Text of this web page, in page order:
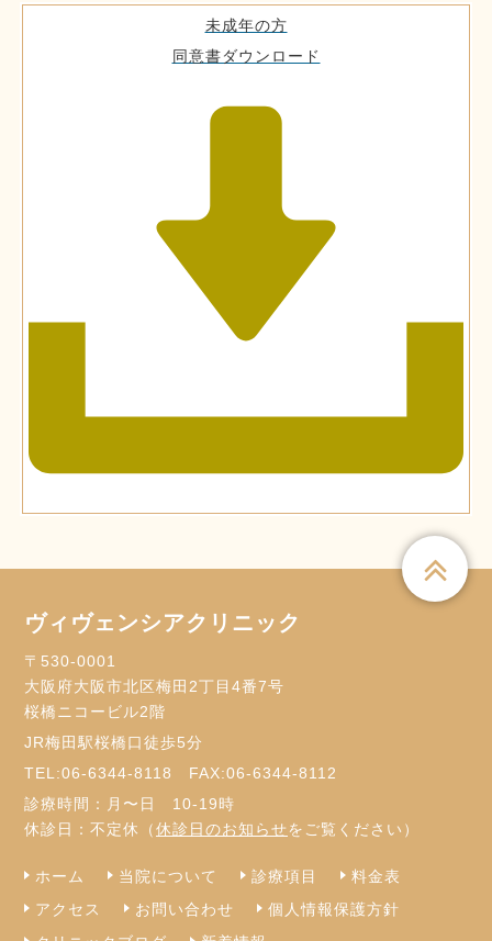
未成年の方
同意書ダウンロード
ヴィヴェンシアクリニック
〒530-0001
大阪府大阪市北区梅田2丁目4番7号
桜橋ニコービル2階
JR梅田駅桜橋口徒歩5分
TEL:06-6344-8118
FAX:06-6344-8112
診療時間：月〜日 10-19時
休診日：不定休（休診日のお知らせをご覧ください）
ホーム 当院について 診療項目
料金表
アクセス
お問い合わせ
個人情報保護方針